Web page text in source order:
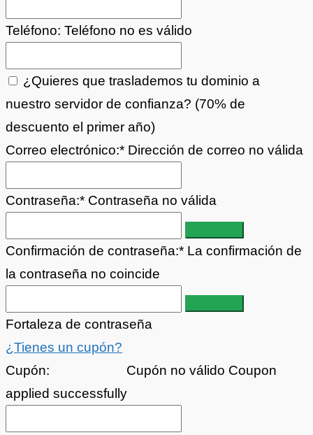
Teléfono: Teléfono no es válido
¿Quieres que traslademos tu dominio a
nuestro servidor de confianza? (70% de
descuento el primer año)
Correo electrónico:* Dirección de correo no válida
Contraseña:* Contraseña no válida
Confirmación de contraseña:* La confirmación de
la contraseña no coincide
Fortaleza de contraseña
¿Tienes un cupón?
Cupón:
Cupón no válido Coupon
applied successfully